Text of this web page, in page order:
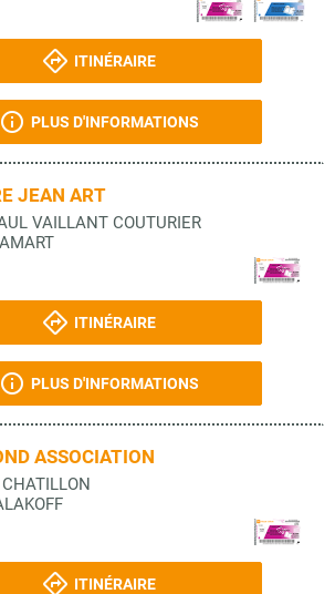
ITINÉRAIRE
PLUS D'INFORMATIONS
JEAN ART
VAILLANT COUTURIER
ITINÉRAIRE
PLUS D'INFORMATIONS
ASSOCIATION
ITINÉRAIRE